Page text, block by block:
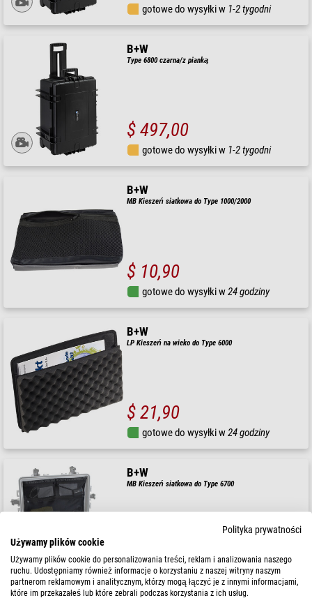
gotowe do wysyłki w 1-2 tygodni
B+W
Type 6800 czarna/z pianką
$ 497,00
gotowe do wysyłki w 1-2 tygodni
B+W
MB Kieszeń siatkowa do Type 1000/2000
$ 10,90
gotowe do wysyłki w24 godziny
B+W
LP Kieszeń na wieko do Type 6000
$ 21,90
gotowe do wysyłki w24 godziny
B+W
MB Kieszeń siatkowa do Type 6700
$ 23,90
gotowe do wysyłki w 24 godziny
Polityka prywatności
Używamy plików cookie
Używamy plików cookie do personalizowania treści, reklam i analizowania naszego
ruchu. Udostępniamy również informacje o korzystaniu z naszej witryny naszym
partnerom reklamowym i analitycznym, którzy mogą łączyć je z innymi informacjami,
które im przekazałeś lub które zebrali podczas korzystania z ich usług.